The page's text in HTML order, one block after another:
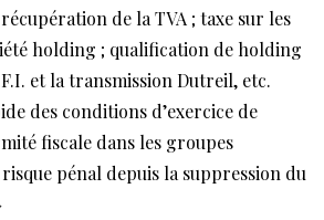
de la TVA ; taxe sur les
holding ; qualification de holding
et la transmission Dutreil, etc.
des conditions d’exercice de
fiscale dans les groupes
risque pénal depuis la suppression du